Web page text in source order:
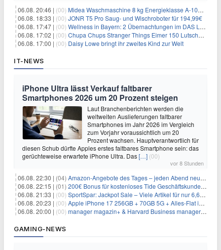
06.08. 20:46 | (00) Midea Waschmaschine 8 kg Energieklasse A-10% 1400 U/Min für 289,97€
06.08. 18:33 | (00) JONR T5 Pro Saug- und Wischroboter für 194,99€
06.08. 17:47 | (00) Wellness in Bayern: 2 Übernachtungen im DAS LUDWIG Sports Resort inkl. HP + Wellness ab 174€ p.P.
06.08. 17:02 | (00) Chupa Chups Stranger Things Eimer 150 Lutscher für 21,95€
06.08. 17:00 | (00) Daisy Lowe bringt ihr zweites Kind zur Welt
IT-NEWS
iPhone Ultra lässt Verkauf faltbarer
Smartphones 2026 um 20 Prozent steigen
Laut Branchenberichten werden die
weltweiten Auslieferungen faltbarer
Smartphones im Jahr 2026 im Vergleich
zum Vorjahr voraussichtlich um 20
Prozent wachsen. Hauptverantwortlich für
diesen Schub dürfte Apples erstes faltbares Smartphone sein: das
gerüchteweise erwartete iPhone Ultra. Das[…] (00)
vor 8 Stunden
06.08. 22:30 | (04) Amazon-Angebote des Tages – jeden Abend neue Deals zum Stöbern
06.08. 22:15 | (01) 200€ Bonus für kostenloses Tide Geschäftskundenkonto
06.08. 21:33 | (00) SportSpar: Jackpot Sale – Viele Artikel für nur 6,66€ – nur 48 Stunden
06.08. 20:23 | (00) Apple iPhone 17 256GB + 70GB 5G + Alles-Flat im Vodafone-Netz für 34,99€/Monat – eff. 4,65€/Monat
06.08. 20:00 | (00) manager magazin+ & Harvard Business manager+ Digital-Kombi-Abo 1 Monat kostenlos
GAMING-NEWS